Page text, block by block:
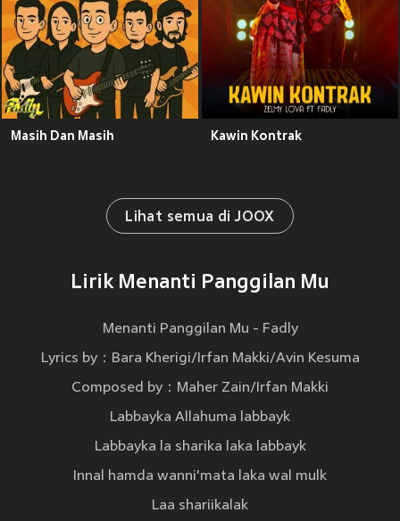
Masih Dan Masih Kawin Kontrak
Lihat semua di JOOX
Lirik Menanti Panggilan Mu
Menanti Panggilan Mu - Fadly
Lyrics by：Bara Kherigi/Irfan Makki/Avin Kesuma
Composed by：Maher Zain/Irfan Makki
Labbayka Allahuma labbayk
Labbayka la sharika laka labbayk
Innal hamda wanni'mata laka wal mulk
Laa shariikalak